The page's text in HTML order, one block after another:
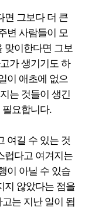
면 그보다 더 큰
변 사람들이 모
맞이한다면 그보
가 생기기도 하
이 애초에 없으
는 것들이 생긴
요합니다.
여길 수 있는 것
럽다고 여겨지는
이 아닐 수 있습
지 않았다는 점을
는 지난 일이 됩